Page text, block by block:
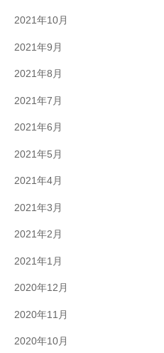
2021年10月
2021年9月
2021年8月
2021年7月
2021年6月
2021年5月
2021年4月
2021年3月
2021年2月
2021年1月
2020年12月
2020年11月
2020年10月